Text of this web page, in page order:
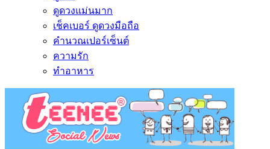
ดูดวงแม่นมาก
เช็คเบอร์ ดูดวงมือถือ
คำนวณเปอร์เซ็นต์
ความรัก
ทำอาหาร